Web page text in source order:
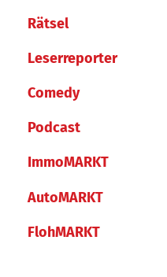
Rätsel
Leserreporter
Comedy
Podcast
ImmoMARKT
AutoMARKT
FlohMARKT